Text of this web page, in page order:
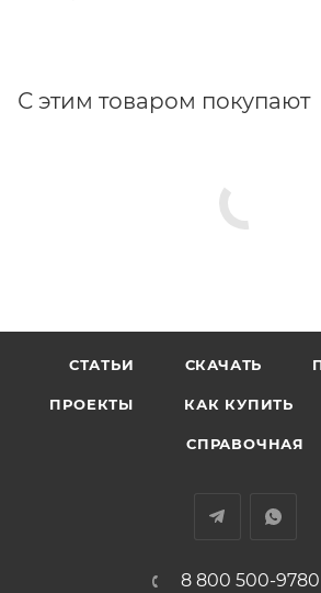
С этим товаром покупают
СТАТЬИ СКАЧАТЬ
ПРОЕКТЫ КАК КУПИТЬ
СПРАВОЧНАЯ
8 800 500-9780